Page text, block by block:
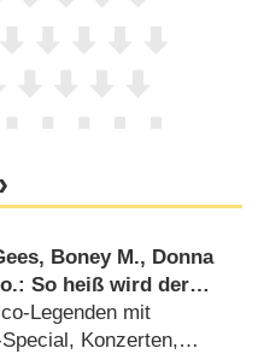
Boney M., Donna
So heiß wird der
Legenden mit
Special, Konzerten,